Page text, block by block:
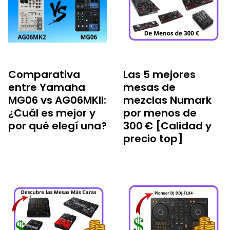
Comparativa
entre Yamaha
MG06 vs AG06MKII:
¿Cuál es mejor y
por qué elegí una?
Las 5 mejores
mesas de
mezclas Numark
por menos de
300 € [Calidad y
precio top]